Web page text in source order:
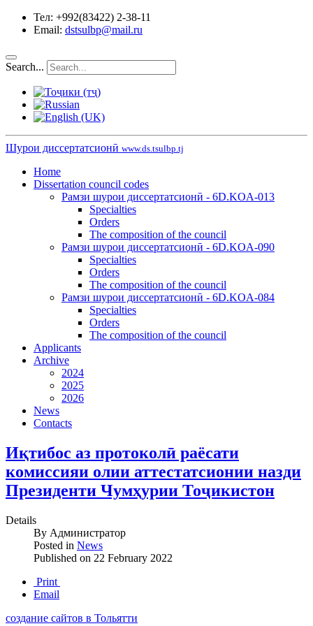
Тел: +992(83422) 2-38-11
Email: dstsulbp@mail.ru
Search...
Шурои диссертатсионӣ www.ds.tsulbp.tj
Home
Dissertation council codes
Рамзи шурои диссертатсионӣ - 6D.KOA-013
Specialties
Orders
The composition of the council
Рамзи шурои диссертатсионӣ - 6D.KOA-090
Specialties
Orders
The composition of the council
Рамзи шурои диссертатсионӣ - 6D.KOA-084
Specialties
Orders
The composition of the council
Applicants
Archive
2024
2025
2026
News
Contacts
Иқтибос аз протоколӣ раёсати
комиссияи олии аттестатсионии назди
Президенти Чумҳурии Тоҷикистон
Details
By Администратор
Posted in News
Published on 22 February 2022
Print
Email
создание сайтов в Тольятти